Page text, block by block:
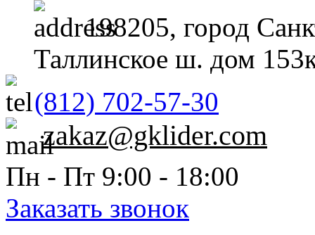
198205, город
Таллинское ш. дом
(812) 702-57-30
zakaz@gklider.com
Пн - Пт 9:00 - 18:00
Заказать звонок